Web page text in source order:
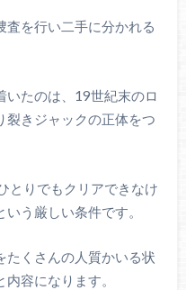
査を行い二手に分かれる
いたのは、19世紀末のロ
裂きジャックの正体をつ
とりでもクリアできなけ
う厳しい条件です。
たくさんの人質かいる状
容になります。